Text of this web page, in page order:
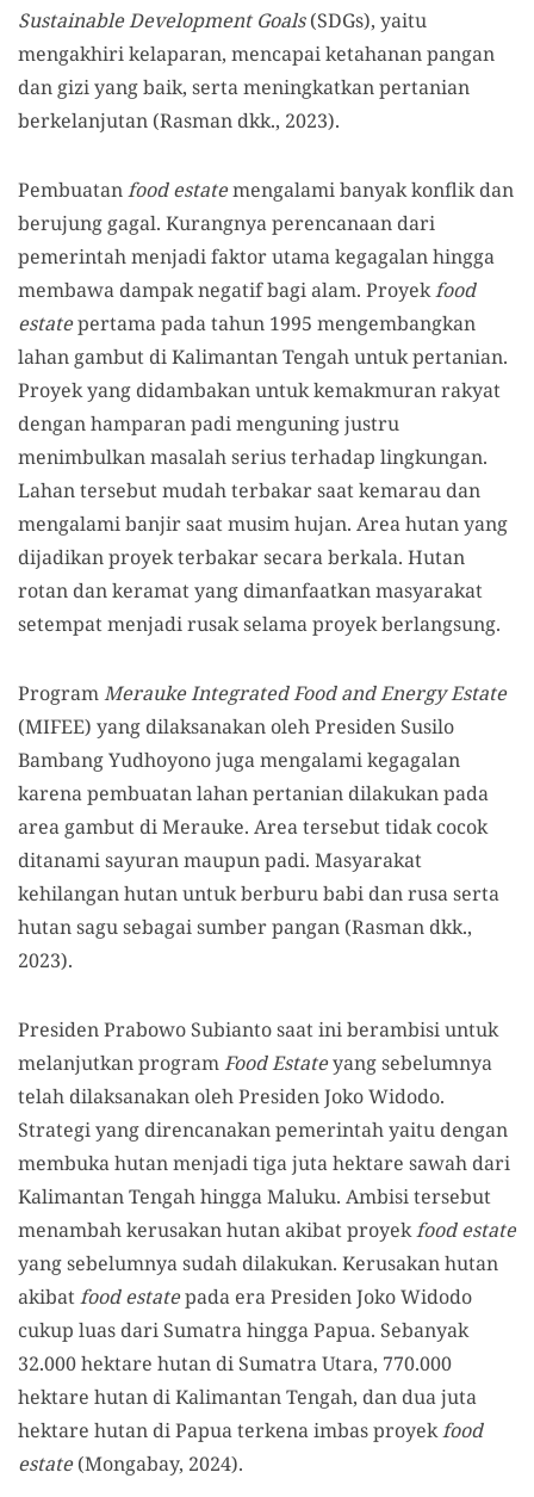
Sustainable Development Goals(SDGs), yaitu
mengakhiri kelaparan, mencapai ketahanan pangan
dan gizi yang baik, serta meningkatkan pertanian
berkelanjutan (Rasman dkk., 2023).
Pembuatanfood estatemengalami banyak konflik dan
berujung gagal. Kurangnya perencanaan dari
pemerintah menjadi faktor utama kegagalan hingga
membawa dampak negatif bagi alam. Proyekfood
estatepertama pada tahun 1995 mengembangkan
lahan gambut di Kalimantan Tengah untuk pertanian.
Proyek yang didambakan untuk kemakmuran rakyat
dengan hamparan padi menguning justru
menimbulkan masalah serius terhadap lingkungan.
Lahan tersebut mudah terbakar saat kemarau dan
mengalami banjir saat musim hujan. Area hutan yang
dijadikan proyek terbakar secara berkala. Hutan
rotan dan keramat yang dimanfaatkan masyarakat
setempat menjadi rusak selama proyek berlangsung.
ProgramMerauke Integrated Food and Energy Estate
(MIFEE) yang dilaksanakan oleh Presiden Susilo
Bambang Yudhoyono juga mengalami kegagalan
karena pembuatan lahan pertanian dilakukan pada
area gambut di Merauke. Area tersebut tidak cocok
ditanami sayuran maupun padi. Masyarakat
kehilangan hutan untuk berburu babi dan rusa serta
hutan sagu sebagai sumber pangan (Rasman dkk.,
2023).
Presiden Prabowo Subianto saat ini berambisi untuk
melanjutkan programFood Estateyang sebelumnya
telah dilaksanakan oleh Presiden Joko Widodo.
Strategi yang direncanakan pemerintah yaitu dengan
membuka hutan menjadi tiga juta hektare sawah dari
Kalimantan Tengah hingga Maluku. Ambisi tersebut
menambah kerusakan hutan akibat proyekfood estate
yang sebelumnya sudah dilakukan. Kerusakan hutan
akibatfood estatepada era Presiden Joko Widodo
cukup luas dari Sumatra hingga Papua. Sebanyak
32.000 hektare hutan di Sumatra Utara, 770.000
hektare hutan di Kalimantan Tengah, dan dua juta
hektare hutan di Papua terkena imbas proyekfood
estate(Mongabay, 2024).